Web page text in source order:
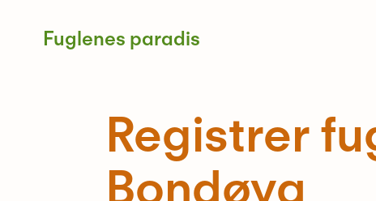
Fuglenes paradis
Registrer
Bondøya